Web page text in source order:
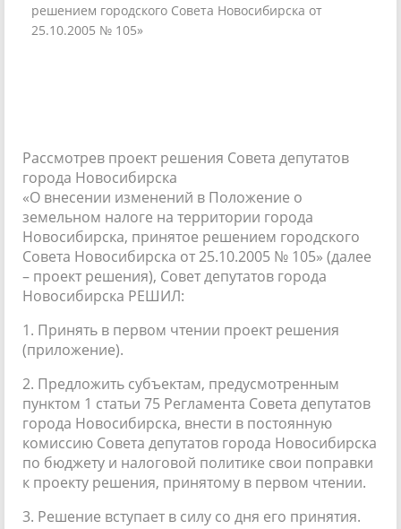
решением городского Совета Новосибирска от
25.10.2005 № 105»
Рассмотрев проект решения Совета депутатов
города Новосибирска
«О внесении изменений в Положение о
земельном налоге на территории города
Новосибирска, принятое решением городского
Совета Новосибирска от 25.10.2005 № 105» (далее
– проект решения), Совет депутатов города
Новосибирска РЕШИЛ:
1. Принять в первом чтении проект решения
(приложение).
2. Предложить субъектам, предусмотренным
пунктом 1 статьи 75 Регламента Совета депутатов
города Новосибирска, внести в постоянную
комиссию Совета депутатов города Новосибирска
по бюджету и налоговой политике свои поправки
к проекту решения, принятому в первом чтении.
3. Решение вступает в силу со дня его принятия.